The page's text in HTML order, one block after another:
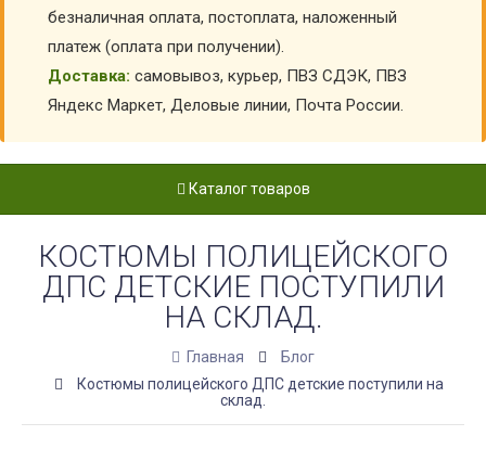
безналичная оплата, постоплата, наложенный
платеж (оплата при получении).
Доставка: самовывоз, курьер, ПВЗ СДЭК, ПВЗ
Яндекс Маркет, Деловые линии, Почта России.
Каталог товаров
КОСТЮМЫ ПОЛИЦЕЙСКОГО
ДПС ДЕТСКИЕ ПОСТУПИЛИ
НА СКЛАД.
Главная
Блог
Костюмы полицейского ДПС детские поступили на
склад.